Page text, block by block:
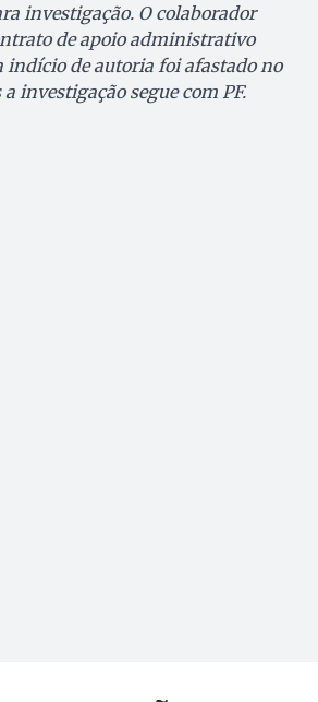
investigação. O colaborador
de apoio administrativo
indício de autoria foi afastado no
investigação segue com PF.